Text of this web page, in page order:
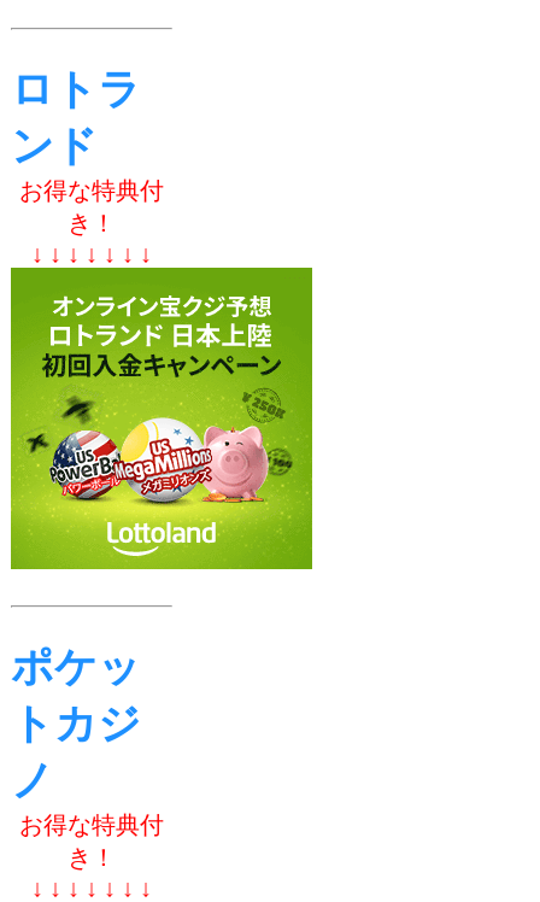
ロトラ
ンド
お得な特典付
き！
↓ ↓ ↓ ↓ ↓ ↓ ↓
ポケッ
トカジ
ノ
お得な特典付
き！
↓ ↓ ↓ ↓ ↓ ↓ ↓